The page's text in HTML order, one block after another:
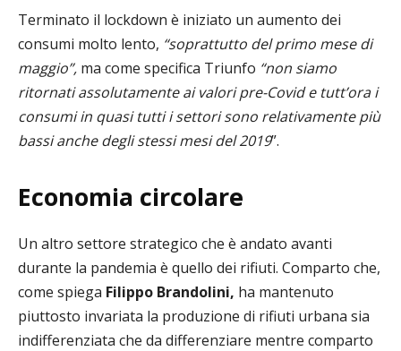
Terminato il lockdown è iniziato un aumento dei
consumi molto lento, “soprattutto del primo mese di
maggio”, ma come specifica Triunfo “non siamo
ritornati assolutamente ai valori pre-Covid e tutt’ora i
consumi in quasi tutti i settori sono relativamente più
bassi anche degli stessi mesi del 2019”.
Economia circolare
Un altro settore strategico che è andato avanti
durante la pandemia è quello dei rifiuti. Comparto che,
come spiega Filippo Brandolini, ha mantenuto
piuttosto invariata la produzione di rifiuti urbana sia
indifferenziata che da differenziare mentre comparto